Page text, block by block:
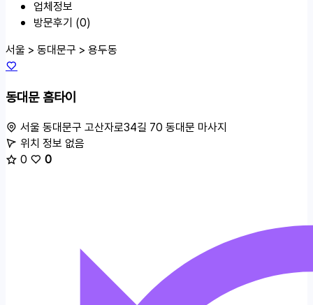
업체정보
방문후기 (0)
서울 > 동대문구 > 용두동
동대문 홈타이
서울 동대문구 고산자로34길 70 동대문 마사지
위치 정보 없음
0
0